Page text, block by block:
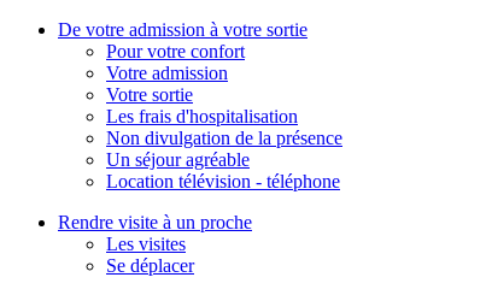
De votre admission à votre sortie
Pour votre confort
Votre admission
Votre sortie
Les frais d'hospitalisation
Non divulgation de la présence
Un séjour agréable
Location télévision - téléphone
Rendre visite à un proche
Les visites
Se déplacer